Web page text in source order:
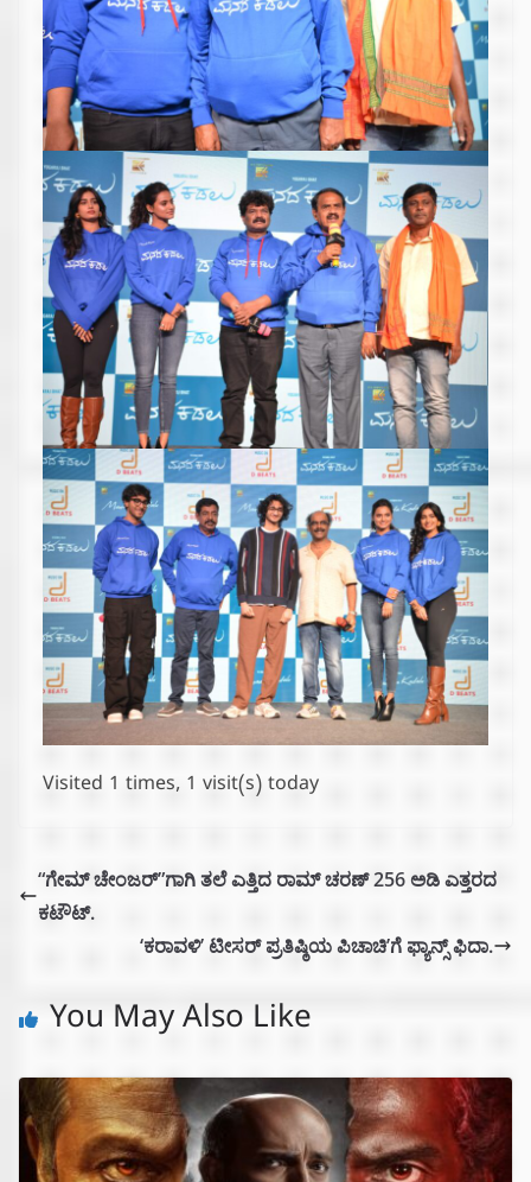
Visited 1 times, 1 visit(s) today
“ಗೇಮ್ ಚೇಂಜರ್”ಗಾಗಿ ತಲೆ ಎತ್ತಿದ ರಾಮ್ ಚರಣ್ 256 ಅಡಿ ಎತ್ತರದ
ಕಟೌಟ್.
‘ಕರಾವಳಿ’ ಟೀಸರ್ ಪ್ರತಿಷ್ಠಿಯ ಪಿಚಾಚಿ’ಗೆ ಫ್ಯಾನ್ಸ್ ಫಿದಾ.
You May Also Like